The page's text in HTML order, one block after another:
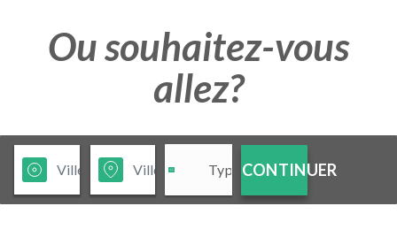
Ou souhaitez-vous
allez?
CONTINUER